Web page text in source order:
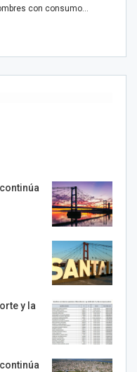
con consumo…
y la